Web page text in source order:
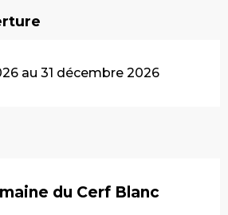
au 31 décembre 2026
du Cerf Blanc